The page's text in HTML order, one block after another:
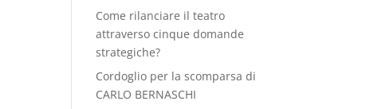
Come rilanciare il teatro
attraverso cinque domande
strategiche?
Cordoglio per la scomparsa di
CARLO BERNASCHI